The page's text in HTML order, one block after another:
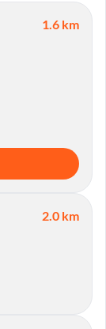
1.6 km
2.0 km